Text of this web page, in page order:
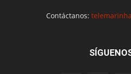
Contáctanos: